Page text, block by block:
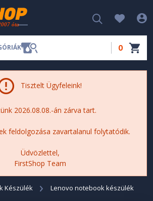
0
Tisztelt Ügyfeleink!
2026.08.08.-án zárva tart.
feldolgozása zavartalanul folytatódik.
Üdvözlettel,
FirstShop Team
Készülék Lenovo notebook készülék